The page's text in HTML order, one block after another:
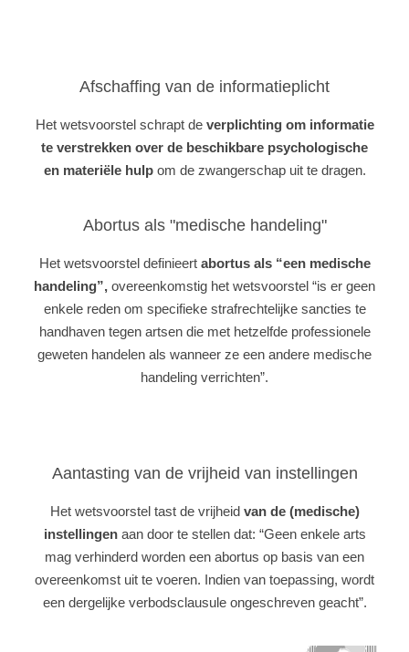
Afschaffing van de informatieplicht
Het wetsvoorstel schrapt de verplichting om informatie
te verstrekken over de beschikbare psychologische
en materiële hulpom de zwangerschap uit te dragen.
Abortus als "medische handeling"
Het wetsvoorstel definieert abortus als “een medische
handeling”, overeenkomstig het wetsvoorstel “is er geen
enkele reden om specifieke strafrechtelijke sancties te
handhaven tegen artsen die met hetzelfde professionele
geweten handelen als wanneer ze een andere medische
handeling verrichten”.
Aantasting van de vrijheid van instellingen
Het wetsvoorstel tast de vrijheid van de (medische)
instellingenaan door te stellen dat: “Geen enkele arts
mag verhinderd worden een abortus op basis van een
overeenkomst uit te voeren. Indien van toepassing, wordt
een dergelijke verbodsclausule ongeschreven geacht”.